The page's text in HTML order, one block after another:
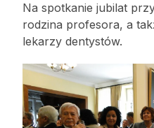
Na spotkanie jubilat
rodzina profesora, a
lekarzy dentystów.